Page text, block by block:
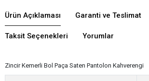
Ürün Açıklaması Garanti ve Teslimat
Taksit Seçenekleri Yorumlar
Zincir Kemerli Bol Paça Saten Pantolon Kahverengi